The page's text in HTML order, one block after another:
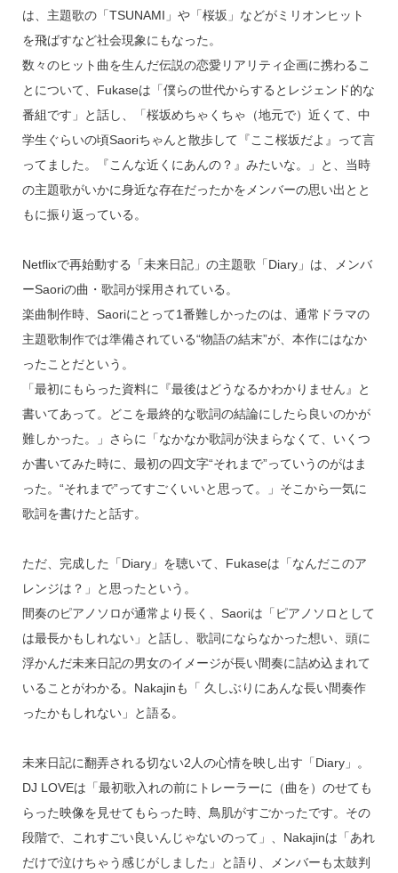
は、主題歌の「TSUNAMI」や「桜坂」などがミリオンヒット
を飛ばすなど社会現象にもなった。
数々のヒット曲を生んだ伝説の恋愛リアリティ企画に携わるこ
とについて、Fukaseは「僕らの世代からするとレジェンド的な
番組です」と話し、「桜坂めちゃくちゃ（地元で）近くて、中
学生ぐらいの頃Saoriちゃんと散歩して『ここ桜坂だよ』って言
ってました。『こんな近くにあんの？』みたいな。」と、当時
の主題歌がいかに身近な存在だったかをメンバーの思い出とと
もに振り返っている。
Netflixで再始動する「未来日記」の主題歌「Diary」は、メンバ
ーSaoriの曲・歌詞が採用されている。
楽曲制作時、Saoriにとって1番難しかったのは、通常ドラマの
主題歌制作では準備されている“物語の結末”が、本作にはなか
ったことだという。
「最初にもらった資料に『最後はどうなるかわかりません』と
書いてあって。どこを最終的な歌詞の結論にしたら良いのかが
難しかった。」さらに「なかなか歌詞が決まらなくて、いくつ
か書いてみた時に、最初の四文字“それまで”っていうのがはま
った。“それまで”ってすごくいいと思って。」そこから一気に
歌詞を書けたと話す。
ただ、完成した「Diary」を聴いて、Fukaseは「なんだこのア
レンジは？」と思ったという。
間奏のピアノソロが通常より長く、Saoriは「ピアノソロとして
は最長かもしれない」と話し、歌詞にならなかった想い、頭に
浮かんだ未来日記の男女のイメージが長い間奏に詰め込まれて
いることがわかる。Nakajinも「 久しぶりにあんな長い間奏作
ったかもしれない」と語る。
未来日記に翻弄される切ない2人の心情を映し出す「Diary」。
DJ LOVEは「最初歌入れの前にトレーラーに（曲を）のせても
らった映像を見せてもらった時、鳥肌がすごかったです。その
段階で、これすごい良いんじゃないのって」、Nakajinは「あれ
だけで泣けちゃう感じがしました」と語り、メンバーも太鼓判